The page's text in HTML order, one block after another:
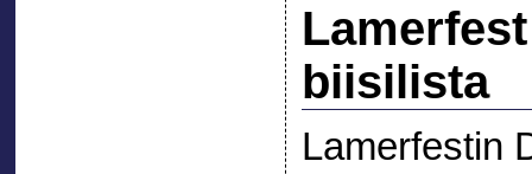
biisilista
Lamerfestin